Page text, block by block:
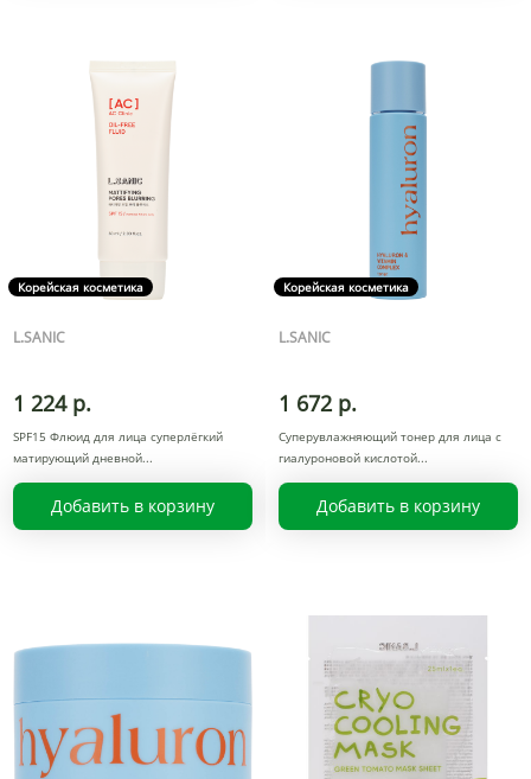
Корейская косметика
L.SANIC
1 224 р.
SPF15 Флюид для лица суперлёгкий
матирующий дневной
Добавить в корзину
Корейская косметика
L.SANIC
1 672 р.
Суперувлажняющий тонер для лица с
гиалуроновой кислотой
Добавить в корзину